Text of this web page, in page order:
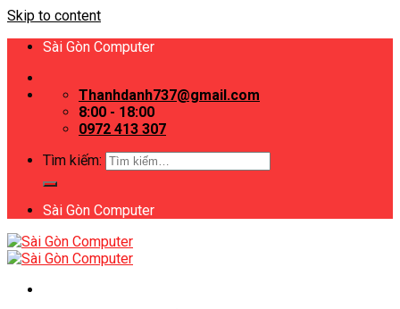
Skip to content
Sài Gòn Computer
Thanhdanh737@gmail.com
8:00 - 18:00
0972 413 307
Tìm kiếm:
Sài Gòn Computer